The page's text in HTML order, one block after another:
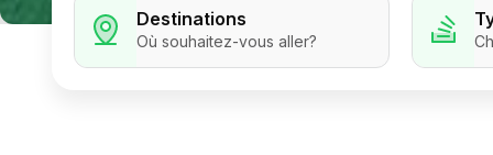
Destinations
Où souhaitez-vous aller?